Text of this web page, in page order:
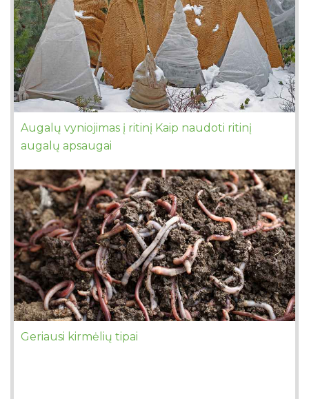
Augalų vyniojimas į ritinį Kaip naudoti ritinį
augalų apsaugai
Geriausi kirmėlių tipai